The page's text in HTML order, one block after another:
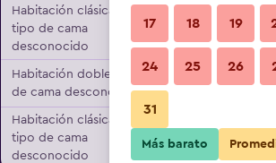
Habitación clásica,
tipo de cama
desconocido
Habitación doble, tipo
de cama desconocido
Habitación clásica,
tipo de cama
desconocido
17 18 19
24 25 26
31
Más barato